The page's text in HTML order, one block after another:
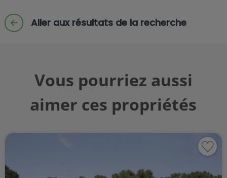
Aller aux résultats de la recherche
Vous pourriez aussi
aimer ces propriétés